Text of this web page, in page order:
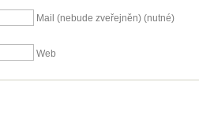
Mail (nebude zveřejněn) (nutné)
Web